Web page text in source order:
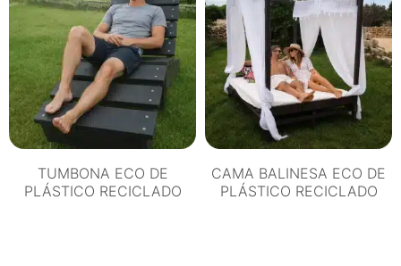
TUMBONA ECO DE
PLÁSTICO RECICLADO
CAMA BALINESA ECO DE
PLÁSTICO RECICLADO